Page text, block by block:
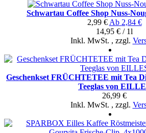
Schwartau Coffee Shop Nuss-
2,99 € Ab 2,84 €
14,95 € / 1l
Inkl. MwSt. , zzgl.
Geschenkset FRÜCHTETEE mit Tea
Teeglas von
26,99 €
Inkl. MwSt. , zzgl.